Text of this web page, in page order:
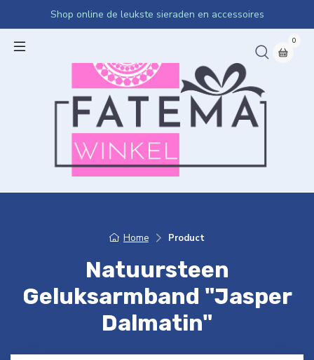
Shop online de leukste sieraden en accessoires
0
Home Product
Natuursteen
Geluksarmband "Jasper
Dalmatin"